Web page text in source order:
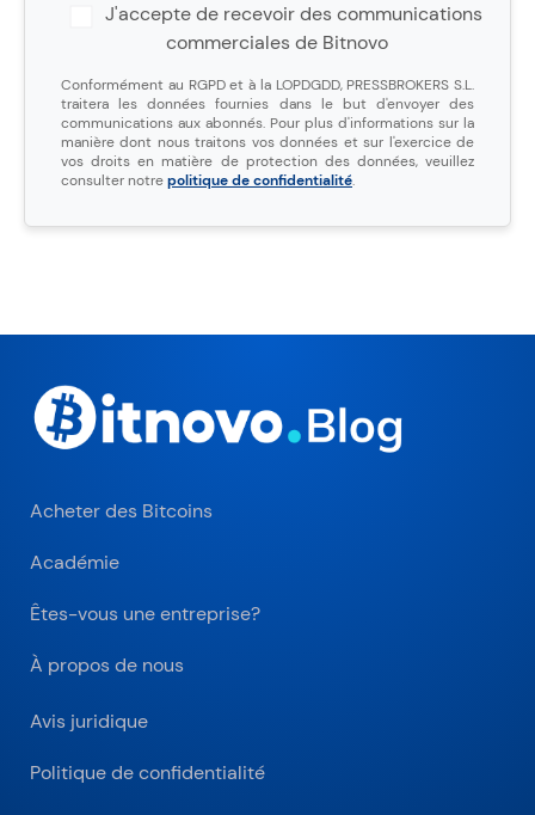
J'accepte de recevoir des communications
commerciales de Bitnovo
Conformément au RGPD et à la LOPDGDD, PRESSBROKERS S.L.
traitera les données fournies dans le but d'envoyer des
communications aux abonnés. Pour plus d'informations sur la
manière dont nous traitons vos données et sur l'exercice de
vos droits en matière de protection des données, veuillez
consulter notrepolitique de confidentialité.
Acheter des Bitcoins
Académie
Êtes-vous une entreprise?
À propos de nous
Avis juridique
Politique de confidentialité